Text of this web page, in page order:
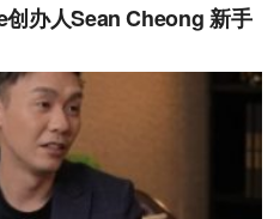
办人Sean Cheong 新手